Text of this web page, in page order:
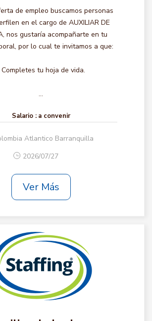
de empleo buscamos personas
en el cargo de AUXILIAR DE
nos gustaría acompañarte en tu
por lo cual te invitamos a que:
tu hoja de vida.
...
Salario : a convenir
Atlantico Barranquilla
2026/07/27
Ver Más